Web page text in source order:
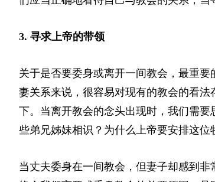
3. 寻求上帝的带领
关于是否要委身或离开一间教会，最重
妻关系来说，很容易对现有的教会的看
下。当离开教会的念头出现时，我们需
些弟兄姊妹相识？为什么上帝要安排这位
当丈夫委身在一间教会，但妻子却感到